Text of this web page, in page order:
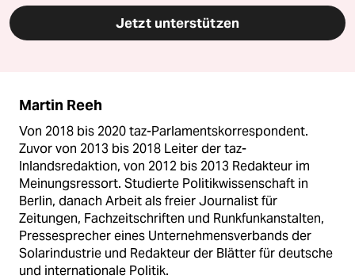
Jetzt unterstützen
Martin Reeh
Von 2018 bis 2020 taz-Parlamentskorrespondent.
Zuvor von 2013 bis 2018 Leiter der taz-
Inlandsredaktion, von 2012 bis 2013 Redakteur im
Meinungsressort. Studierte Politikwissenschaft in
Berlin, danach Arbeit als freier Journalist für
Zeitungen, Fachzeitschriften und Runkfunkanstalten,
Pressesprecher eines Unternehmensverbands der
Solarindustrie und Redakteur der Blätter für deutsche
und internationale Politik.